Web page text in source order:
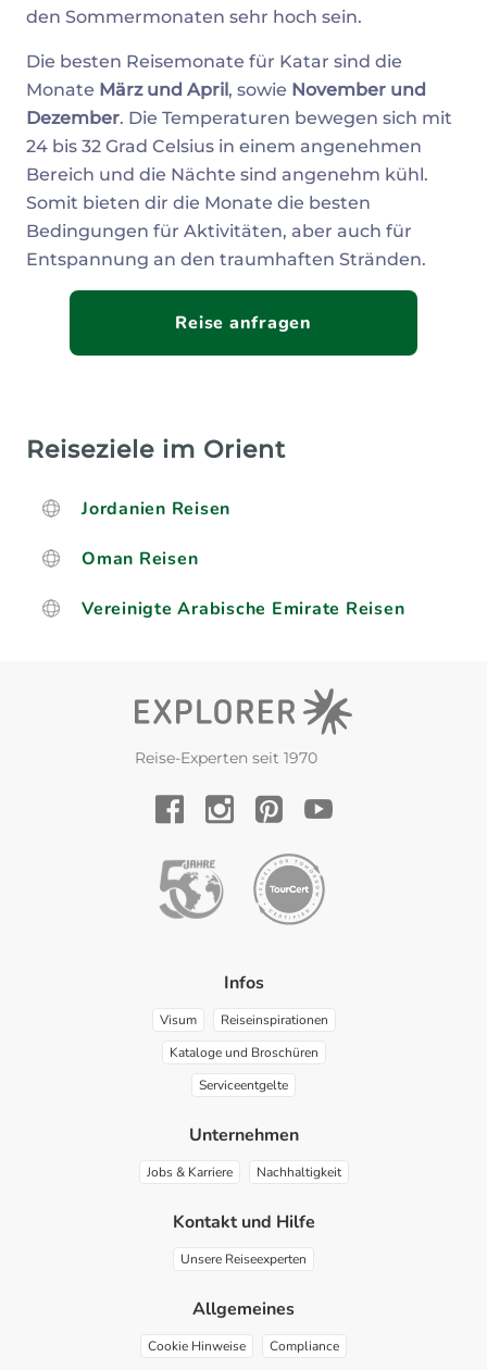
den Sommermonaten sehr hoch sein.
Die besten Reisemonate für Katar sind die
Monate März und April, sowie November und
Dezember. Die Temperaturen bewegen sich mit
24 bis 32 Grad Celsius in einem angenehmen
Bereich und die Nächte sind angenehm kühl.
Somit bieten dir die Monate die besten
Bedingungen für Aktivitäten, aber auch für
Entspannung an den traumhaften Stränden.
Reise anfragen
Reiseziele im Orient
Jordanien Reisen
Oman Reisen
Vereinigte Arabische Emirate Reisen
Reise-Experten seit 1970
Infos
Visum
Reiseinspirationen
Kataloge und Broschüren
Serviceentgelte
Unternehmen
Jobs & Karriere Nachhaltigkeit
Kontakt und Hilfe
Unsere Reiseexperten
Allgemeines
Cookie Hinweise Compliance